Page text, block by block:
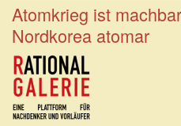
Atomkrieg ist
Nordkorea atomar